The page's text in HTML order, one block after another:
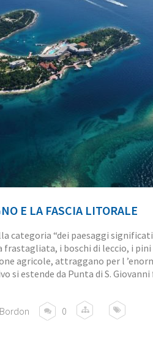
E LA FASCIA LITORALE
categoria “dei paesaggi
i boschi di leccio, i pini
agricole, attraggano per l
si estende da Punta di S.
0